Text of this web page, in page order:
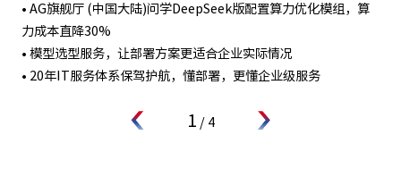
• AG旗舰厅 (中国大陆)问学DeepSeek版配置算力优化模组，算
力成本直降30%
• 模型选型服务，让部署方案更适合企业实际情况
• 20年IT服务体系保驾护航，懂部署，更懂企业级服务
1 / 4